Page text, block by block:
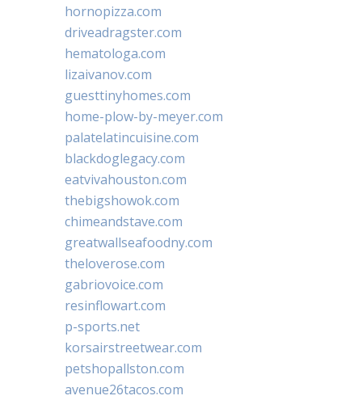
hornopizza.com
driveadragster.com
hematologa.com
lizaivanov.com
guesttinyhomes.com
home-plow-by-meyer.com
palatelatincuisine.com
blackdoglegacy.com
eatvivahouston.com
thebigshowok.com
chimeandstave.com
greatwallseafoodny.com
theloverose.com
gabriovoice.com
resinflowart.com
p-sports.net
korsairstreetwear.com
petshopallston.com
avenue26tacos.com